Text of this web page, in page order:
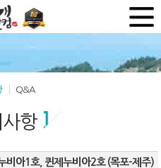
Q&A
항
아1호, 퀸제누비아2호 (목포-제주)